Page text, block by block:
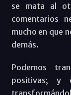
se mata al
comentarios
mucho en que
demás.
Podemos
positivas; y